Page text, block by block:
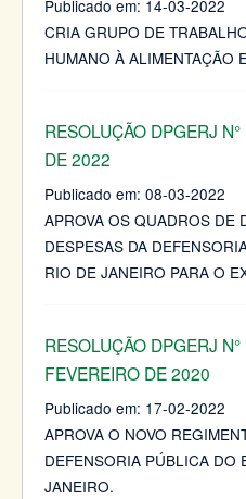
Publicado em: 14-03-2022
CRIA GRUPO DE
HUMANO À ALIMENTAÇÃO
RESOLUÇÃO DPGERJ
DE 2022
Publicado em: 08-03-2022
APROVA OS QUADROS DE
DESPESAS DA
RIO DE JANEIRO PARA O
RESOLUÇÃO DPGERJ
FEVEREIRO DE 2020
Publicado em: 17-02-2022
APROVA O NOVO
DEFENSORIA PÚBLICA DO
JANEIRO.